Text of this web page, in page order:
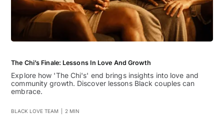
The Chi’s Finale: Lessons In Love And Growth
Explore how 'The Chi's' end brings insights into love and
community growth. Discover lessons Black couples can
embrace.
BLACK LOVE TEAM 2 MIN